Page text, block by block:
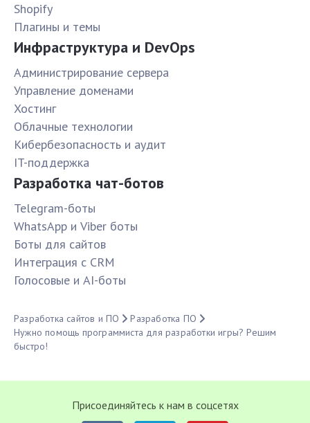
Shopify
Плагины и темы
Инфраструктура и DevOps
Администрирование сервера
Управление доменами
Хостинг
Облачные технологии
Кибербезопасность и аудит
IT-поддержка
Разработка чат-ботов
Telegram-боты
WhatsApp и Viber боты
Боты для сайтов
Интеграция с CRM
Голосовые и AI-боты
Разработка сайтов и ПО
Разработка ПО
Нужно помощь программиста для разработки игры? Решим
быстро!
Присоединяйтесь к нам в соцсетях